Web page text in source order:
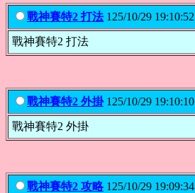
戰神賽特2 打法125/10/29 19:10:52
戰神賽特2 打法
戰神賽特2 外掛125/10/29 19:10:10
戰神賽特2 外掛
戰神賽特2 攻略125/10/29 19:09:34